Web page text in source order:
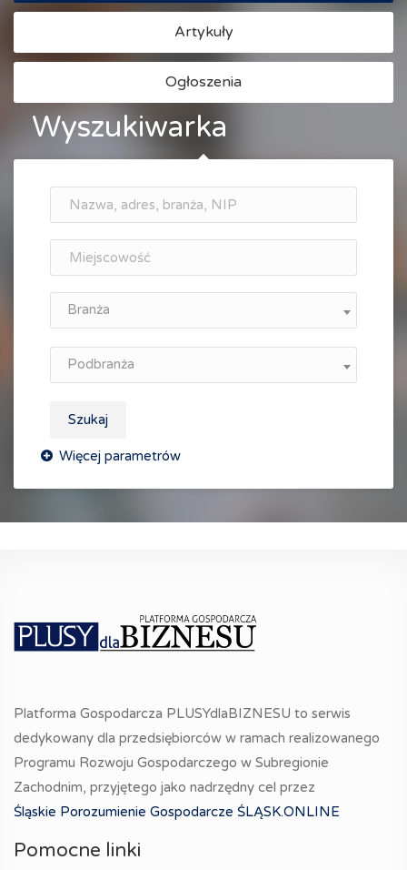
Artykuły
Ogłoszenia
Wyszukiwarka
Branża
Podbranża
Szukaj
Platforma Gospodarcza PLUSYdlaBIZNESU to serwis
dedykowany dla przedsiębiorców w ramach realizowanego
Programu Rozwoju Gospodarczego w Subregionie
Zachodnim, przyjętego jako nadrzędny cel przez
Śląskie Porozumienie Gospodarcze ŚLĄSK.ONLINE
Pomocne linki